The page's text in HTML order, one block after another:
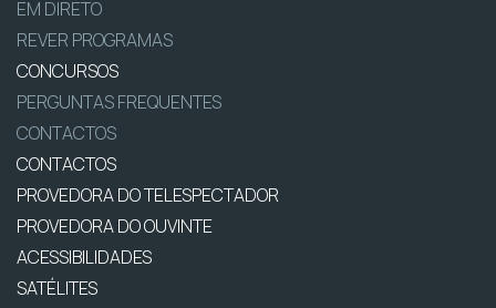
EM DIRETO
REVER PROGRAMAS
CONCURSOS
PERGUNTAS FREQUENTES
CONTACTOS
CONTACTOS
PROVEDORA DO TELESPECTADOR
PROVEDORA DO OUVINTE
ACESSIBILIDADES
SATÉLITES